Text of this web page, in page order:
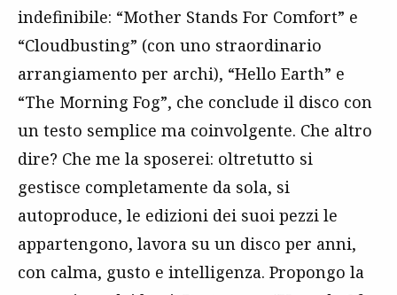
indefinibile: “Mother Stands For Comfort” e
“Cloudbusting” (con uno straordinario
arrangiamento per archi), “Hello Earth” e
“The Morning Fog”, che conclude il disco con
un testo semplice ma coinvolgente. Che altro
dire? Che me la sposerei: oltretutto si
gestisce completamente da sola, si
autoproduce, le edizioni dei suoi pezzi le
appartengono, lavora su un disco per anni,
con calma, gusto e intelligenza. Propongo la